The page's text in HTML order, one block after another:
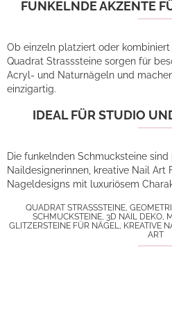
FUNKELNDE AKZENTE
Ob einzeln platziert oder
Quadrat Strasssteine sorgen für
Acryl- und Naturnägeln und
einzigartig.
IDEAL FÜR STUDIO
Die funkelnden Schmucksteine
Naildesignerinnen, kreative Nail Art
Nageldesigns mit luxuriösem
QUADRAT STRASSSTEINE,
SCHMUCKSTEINE, 3D NAIL DEKO,
GLITZERSTEINE FÜR NÄGEL, KREATIVE
ART